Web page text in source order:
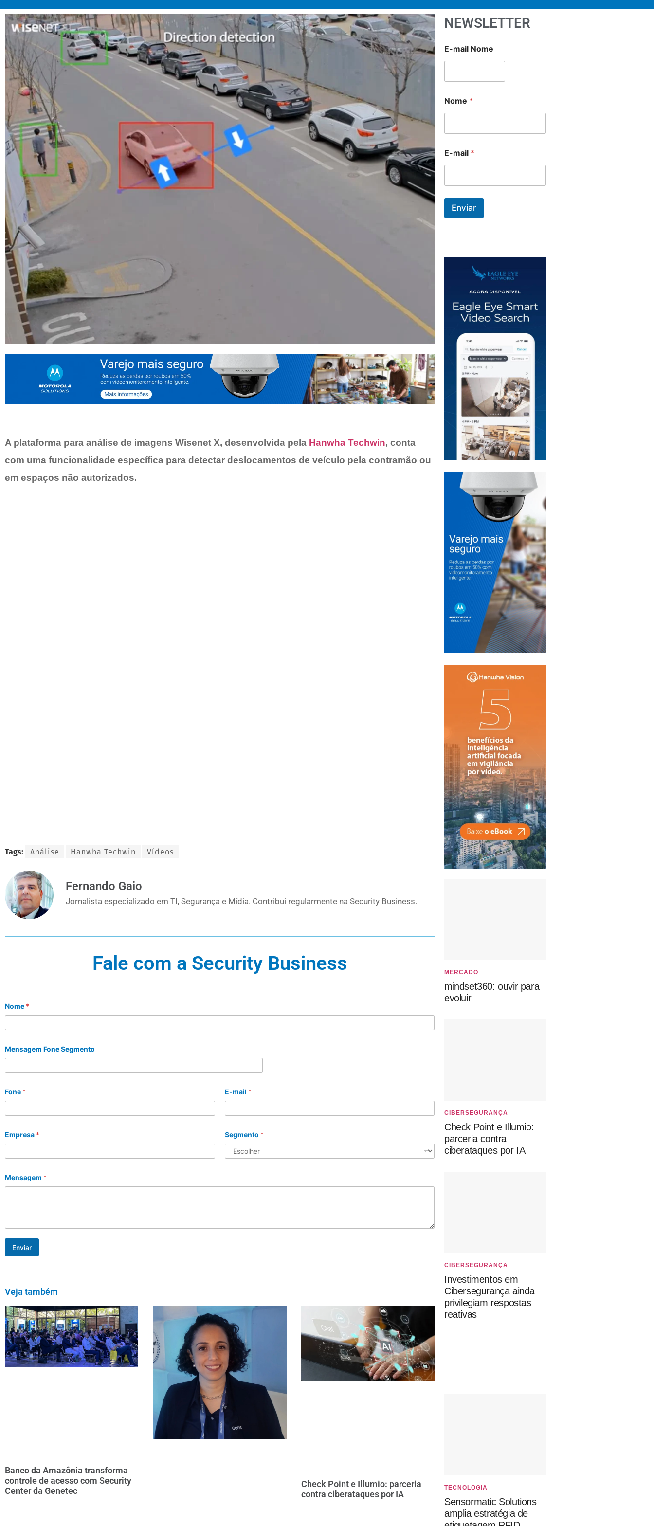
A plataforma para análise de imagens Wisenet X, desenvolvida pela Hanwha Techwin, conta
com uma funcionalidade específica para detectar deslocamentos de veículo pela contramão ou
em espaços não autorizados.
Tags: Análise Hanwha Techwin Vídeos
Fernando Gaio
Jornalista especializado em TI, Segurança e Mídia. Contribui regularmente na Security Business.
Fale com a Security Business
Nome *
Mensagem Fone Segmento
Fone * E-mail *
Empresa * Segmento *
Mensagem *
Enviar
Veja também
Banco da Amazônia transforma
controle de acesso com Security
Center da Genetec
Check Point e Illumio: parceria
contra ciberataques por IA
NEWSLETTER
E-mail Nome
Nome *
E-mail *
Enviar
MERCADO
mindset360: ouvir para
evoluir
CIBERSEGURANÇA
Check Point e Illumio:
parceria contra
ciberataques por IA
CIBERSEGURANÇA
Investimentos em
Cibersegurança ainda
privilegiam respostas
reativas
TECNOLOGIA
Sensormatic Solutions
amplia estratégia de